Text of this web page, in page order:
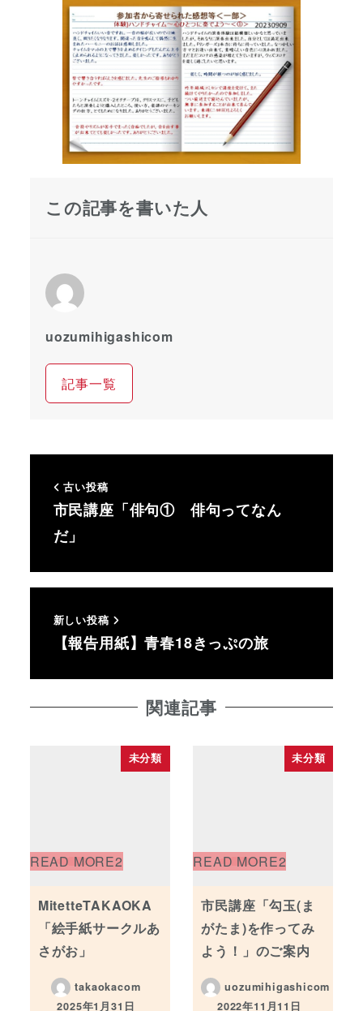
この記事を書いた人
uozumihigashicom
記事一覧
古い投稿
市民講座「俳句① 俳句ってなん
だ」
新しい投稿
【報告用紙】青春18きっぷの旅
関連記事
未分類
MitetteTAKAOKA
「絵手紙サークルあ
さがお」
takaokacom
2025年1月31日
未分類
市民講座「勾玉(ま
がたま)を作ってみ
よう！」のご案内
uozumihigashicom
2022年11月11日